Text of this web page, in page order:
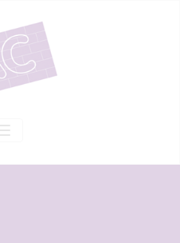
TOGGLE NAVIGATION